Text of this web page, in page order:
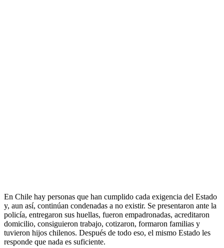
En Chile hay personas que han cumplido cada exigencia del Estado
y, aun así, continúan condenadas a no existir. Se presentaron ante la
policía, entregaron sus huellas, fueron empadronadas, acreditaron
domicilio, consiguieron trabajo, cotizaron, formaron familias y
tuvieron hijos chilenos. Después de todo eso, el mismo Estado les
responde que nada es suficiente.